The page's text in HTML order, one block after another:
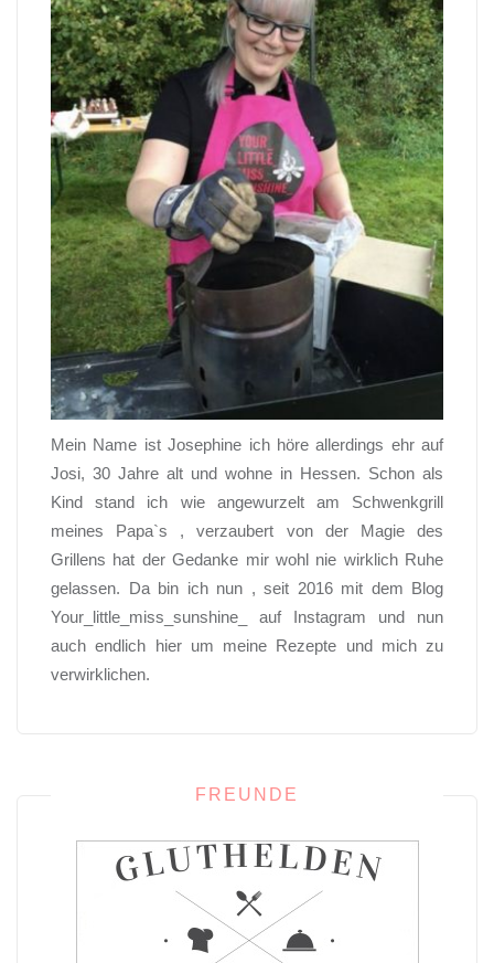
Mein Name ist Josephine ich höre allerdings ehr auf
Josi, 30 Jahre alt und wohne in Hessen. Schon als
Kind stand ich wie angewurzelt am Schwenkgrill
meines Papa`s , verzaubert von der Magie des
Grillens hat der Gedanke mir wohl nie wirklich Ruhe
gelassen. Da bin ich nun , seit 2016 mit dem Blog
Your_little_miss_sunshine_ auf Instagram und nun
auch endlich hier um meine Rezepte und mich zu
verwirklichen.
FREUNDE